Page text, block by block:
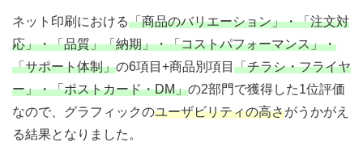
ネット印刷における「商品のバリエーション」・「注文対
応」・「品質」「納期」・「コストパフォーマンス」・
「サポート体制」の6項目+商品別項目 「チラシ・フライヤ
ー」・「ポストカード・DM」の2部門で獲得した1位評価
なので、グラフィックのユーザビリティの高さがうかがえ
る結果となりました。